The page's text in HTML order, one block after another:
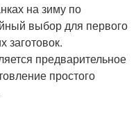
на зиму по
выбор для первого
заготовок.
предварительное
простого